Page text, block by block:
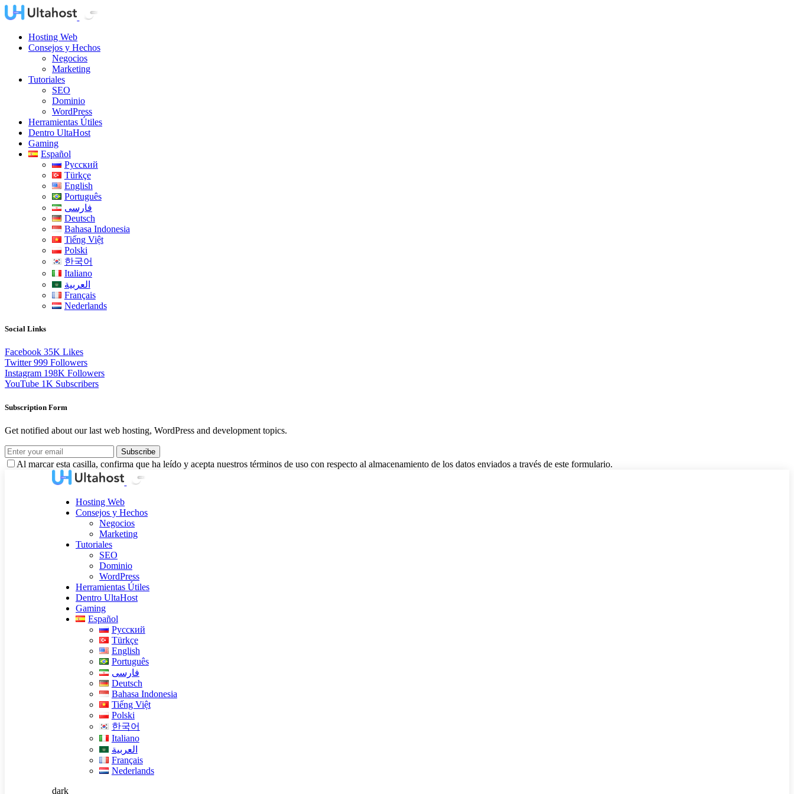
Hosting Web
Consejos y Hechos
Negocios
Marketing
Tutoriales
SEO
Dominio
WordPress
Herramientas Útiles
Dentro UltaHost
Gaming
Español
Русский
Türkçe
English
Português
فارسی
Deutsch
Bahasa Indonesia
Tiếng Việt
Polski
한국어
Italiano
العربية
Français
Nederlands
Social Links
Facebook 35K Likes
Twitter 999 Followers
Instagram 198K Followers
YouTube 1K Subscribers
Subscription Form
Get notified about our last web hosting, WordPress and development topics.
Subscribe
Al marcar esta casilla, confirma que ha leído y acepta nuestros términos de uso con respecto al almacenamiento de los datos enviados a través de este formulario.
Hosting Web
Consejos y Hechos
Negocios
Marketing
Tutoriales
SEO
Dominio
WordPress
Herramientas Útiles
Dentro UltaHost
Gaming
Español
Русский
Türkçe
English
Português
فارسی
Deutsch
Bahasa Indonesia
Tiếng Việt
Polski
한국어
Italiano
العربية
Français
Nederlands
dark